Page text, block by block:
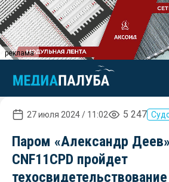
реклама
27 июля 2024 / 11:02 5 247
Паром «Александр
CNF11CPD пройдет